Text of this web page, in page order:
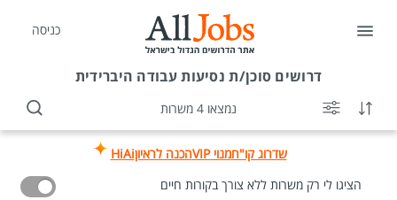
כניסה
דרושים סוכן/ת נסיעות עבודה היברידית
נמצאו 4 משרות
שדרוג קו"חמנוי VIP הכנה לראיוןHiAi
הציגו לי רק משרות ללא צורך בקורות חיים